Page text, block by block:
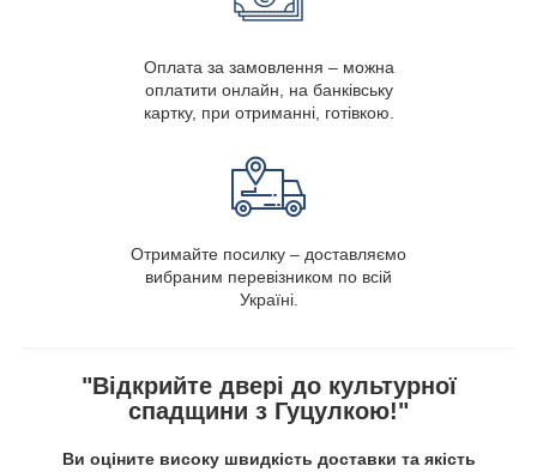
Оплата за замовлення – можна
оплатити онлайн, на банківську
картку, при отриманні, готівкою.
Отримайте посилку – доставляємо
вибраним перевізником по всій
Україні.
"Відкрийте двері до культурної
спадщини з Гуцулкою!"
Ви оціните високу швидкість доставки та якість